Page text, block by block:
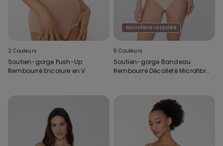
2 Couleurs
Soutien-gorge Push-Up
Rembourré Encolure en V
Microfibre recyclée
5 Couleurs
Soutien-gorge Bandeau
Rembourré Décolleté Microfibre